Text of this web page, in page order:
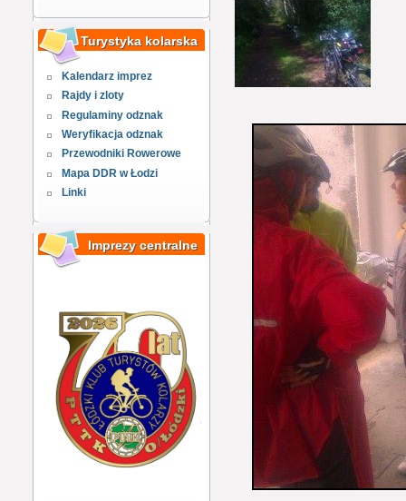
Turystyka kolarska
Kalendarz imprez
Rajdy i zloty
Regulaminy odznak
Weryfikacja odznak
Przewodniki Rowerowe
Mapa DDR w Łodzi
Linki
Imprezy centralne